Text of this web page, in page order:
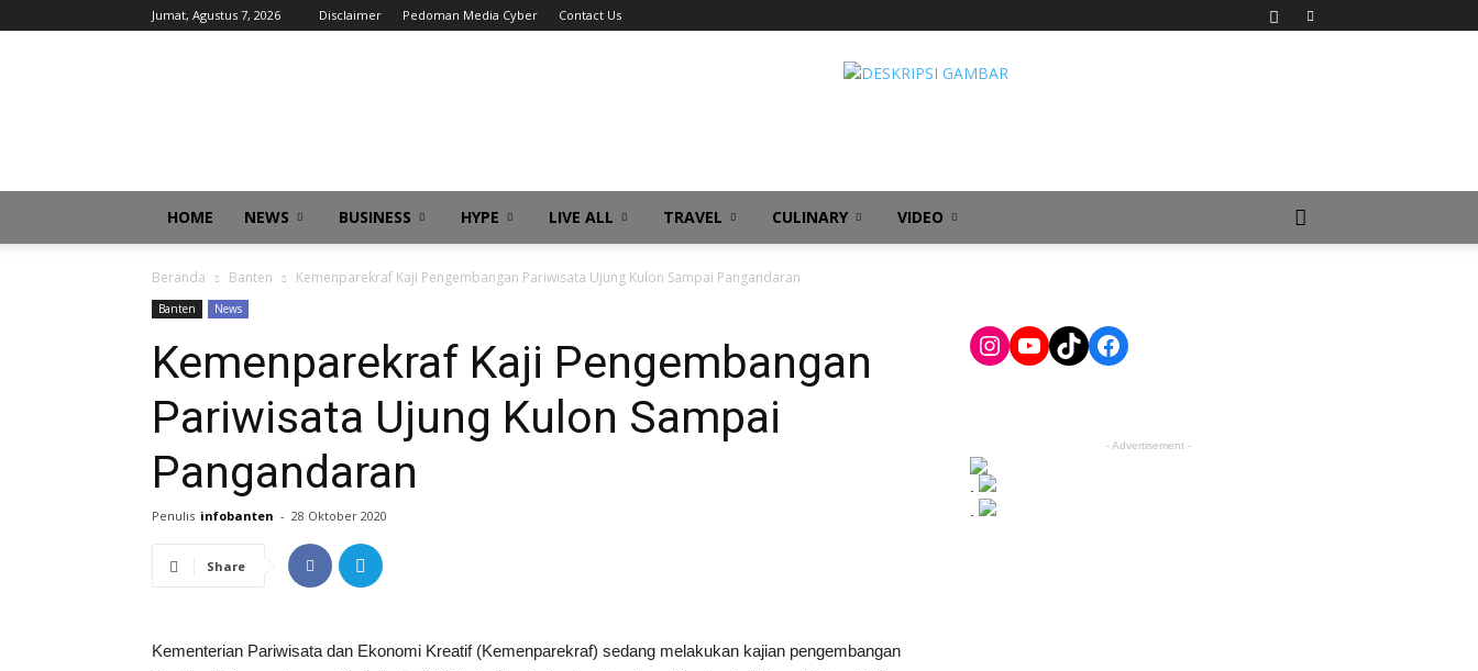
Jumat, Agustus 7, 2026 Disclaimer Pedoman Media Cyber Contact Us
HOME NEWS BUSINESS HYPE LIVE ALL TRAVEL CULINARY VIDEO
Beranda Banten Kemenparekraf Kaji Pengembangan Pariwisata Ujung Kulon Sampai Pangandaran
Banten News
Kemenparekraf Kaji Pengembangan
Pariwisata Ujung Kulon Sampai
Pangandaran
Penulis infobanten - 28 Oktober 2020
Share
Kementerian Pariwisata dan Ekonomi Kreatif (Kemenparekraf) sedang melakukan kajian pengembangan
Instagram
YouTube
TikTokFacebook
- Advertisement -